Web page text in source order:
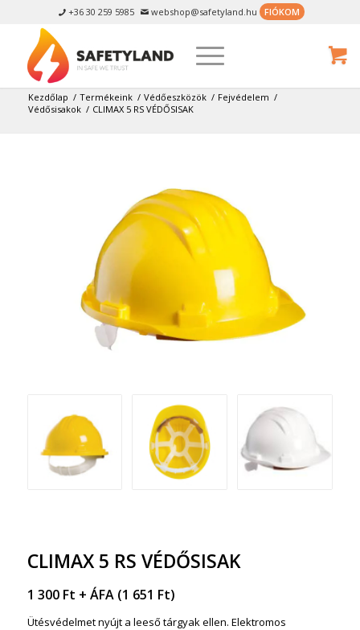
 +36 30 259 5985  webshop@safetyland.hu FIÓKOM
Kezdőlap / Termékeink / Védőeszközök / Fejvédelem /
Védősisakok / CLIMAX 5 RS VÉDŐSISAK
CLIMAX 5 RS VÉDŐSISAK
1 300 Ft + ÁFA (1 651 Ft)
Ütésvédelmet nyújt a leeső tárgyak ellen. Elektromos